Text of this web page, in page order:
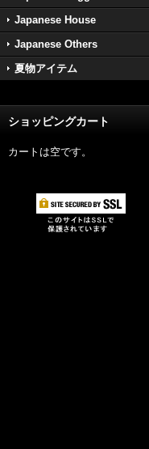
Japanese House
Japanese Others
夏物アイテム
ショッピングカート
カートは空です。